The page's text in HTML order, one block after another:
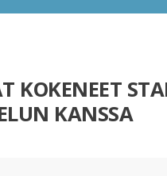
KOKENEET
KANSSA